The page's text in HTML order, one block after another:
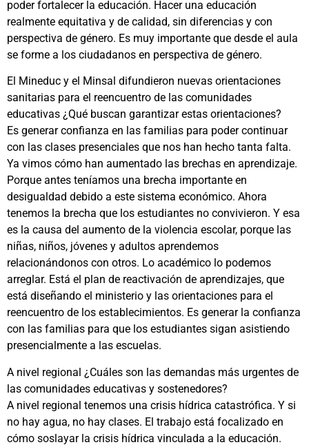
poder fortalecer la educación. Hacer una educación
realmente equitativa y de calidad, sin diferencias y con
perspectiva de género. Es muy importante que desde el aula
se forme a los ciudadanos en perspectiva de género.
El Mineduc y el Minsal difundieron nuevas orientaciones
sanitarias para el reencuentro de las comunidades
educativas ¿Qué buscan garantizar estas orientaciones?
Es generar confianza en las familias para poder continuar
con las clases presenciales que nos han hecho tanta falta.
Ya vimos cómo han aumentado las brechas en aprendizaje.
Porque antes teníamos una brecha importante en
desigualdad debido a este sistema económico. Ahora
tenemos la brecha que los estudiantes no convivieron. Y esa
es la causa del aumento de la violencia escolar, porque las
niñas, niños, jóvenes y adultos aprendemos
relacionándonos con otros. Lo académico lo podemos
arreglar. Está el plan de reactivación de aprendizajes, que
está diseñando el ministerio y las orientaciones para el
reencuentro de los establecimientos. Es generar la confianza
con las familias para que los estudiantes sigan asistiendo
presencialmente a las escuelas.
A nivel regional ¿Cuáles son las demandas más urgentes de
las comunidades educativas y sostenedores?
A nivel regional tenemos una crisis hídrica catastrófica. Y si
no hay agua, no hay clases. El trabajo está focalizado en
cómo soslayar la crisis hídrica vinculada a la educación.